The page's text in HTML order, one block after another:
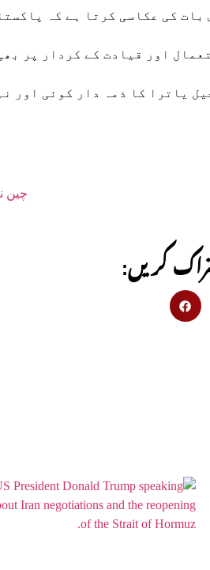
بات کی عکاسی کرتا ہے کہ
اور قیادت کے کردار پر
یاترا کا ذمہ دار کوئی اور
چین
کریں